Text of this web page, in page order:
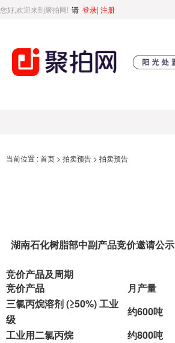
您好,欢迎来到聚拍网! 请 登录| 注册
首页
处置专区
打折资产
聚循环
当前位置 :首页 > 拍卖预告 > 拍卖预告
湖南石化树脂部中副产品竞价邀请公示
竞价产品及周期
竞价产品
月产量
三氯丙烷溶剂 (≥50%) 工业
级
约600吨
工业用二氯丙烷
约800吨